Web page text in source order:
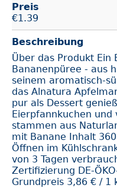
Preis
€1.39
Beschreibung
Über das Produkt
Bananenpüree - aus
seinem aromatisch-
das Alnatura
pur als Dessert
Eierpfannkuchen und
stammen aus
mit Banane Inhalt
Öffnen im
von 3 Tagen
Zertifizierung DE-
Grundpreis 3,86 € / 1